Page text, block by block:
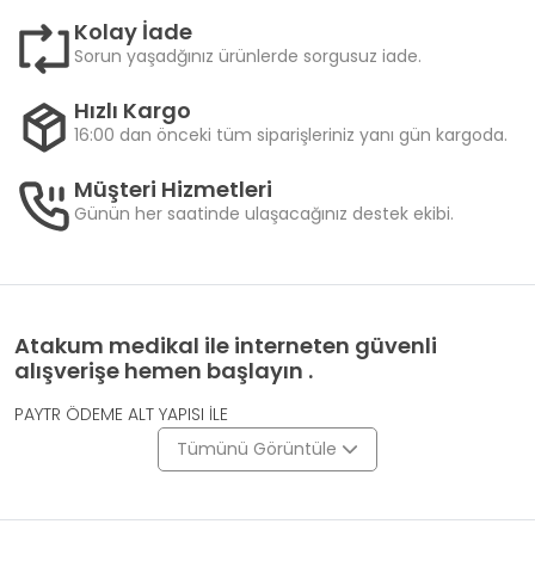
Kolay İade
Sorun yaşadğınız ürünlerde sorgusuz iade.
Hızlı Kargo
16:00 dan önceki tüm siparişleriniz yanı gün kargoda.
Müşteri Hizmetleri
Günün her saatinde ulaşacağınız destek ekibi.
Atakum medikal ile interneten güvenli
alışverişe hemen başlayın .
PAYTR ÖDEME ALT YAPISI İLE
Tümünü Görüntüle